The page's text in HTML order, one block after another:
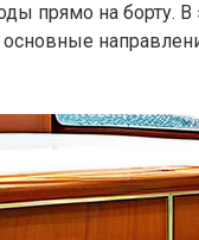
прямо на борту. В